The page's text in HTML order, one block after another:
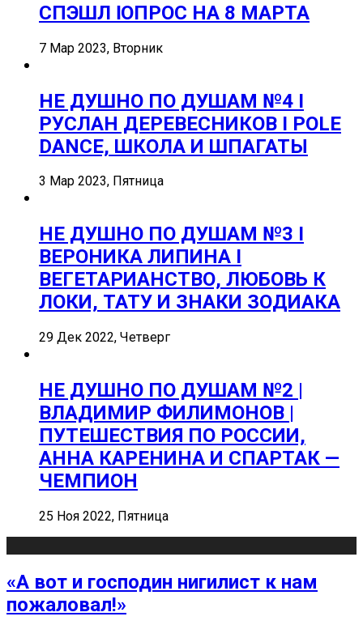
СПЭШЛ ӏ ОПРОС НА 8 МАРТА
7 Мар 2023, Вторник
НЕ ДУШНО ПО ДУШАМ №4 I
РУСЛАН ДЕРЕВЕСНИКОВ I POLE
DANCE, ШКОЛА И ШПАГАТЫ
3 Мар 2023, Пятница
НЕ ДУШНО ПО ДУШАМ №3 I
ВЕРОНИКА ЛИПИНА I
ВЕГЕТАРИАНСТВО, ЛЮБОВЬ К
ЛОКИ, ТАТУ И ЗНАКИ ЗОДИАКА
29 Дек 2022, Четверг
НЕ ДУШНО ПО ДУШАМ №2 |
ВЛАДИМИР ФИЛИМОНОВ |
ПУТЕШЕСТВИЯ ПО РОССИИ,
АННА КАРЕНИНА И СПАРТАК —
ЧЕМПИОН
25 Ноя 2022, Пятница
«А вот и господин нигилист к нам
пожаловал!»